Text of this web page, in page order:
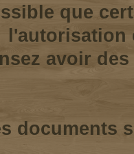
que
avoir
documents